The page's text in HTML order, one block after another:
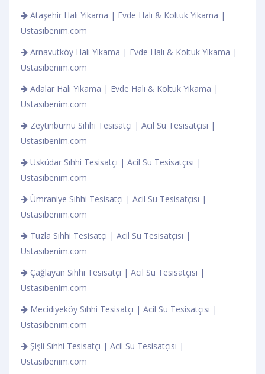
Ataşehir Halı Yıkama | Evde Halı & Koltuk Yıkama |
Ustasıbenim.com
Arnavutköy Halı Yıkama | Evde Halı & Koltuk Yıkama |
Ustasıbenim.com
Adalar Halı Yıkama | Evde Halı & Koltuk Yıkama |
Ustasıbenim.com
Zeytinburnu Sıhhi Tesisatçı | Acil Su Tesisatçısı |
Ustasıbenim.com
Üsküdar Sıhhi Tesisatçı | Acil Su Tesisatçısı |
Ustasıbenim.com
Ümraniye Sıhhi Tesisatçı | Acil Su Tesisatçısı |
Ustasıbenim.com
Tuzla Sıhhi Tesisatçı | Acil Su Tesisatçısı |
Ustasıbenim.com
Çağlayan Sıhhi Tesisatçı | Acil Su Tesisatçısı |
Ustasıbenim.com
Mecidiyeköy Sıhhi Tesisatçı | Acil Su Tesisatçısı |
Ustasıbenim.com
Şişli Sıhhi Tesisatçı | Acil Su Tesisatçısı |
Ustasıbenim.com